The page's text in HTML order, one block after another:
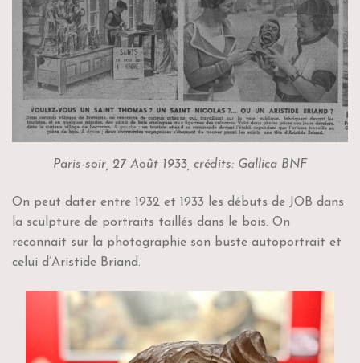
Paris-soir, 27 Août 1933, crédits: Gallica BNF
On peut dater entre 1932 et 1933 les débuts de JOB dans
la sculpture de portraits taillés dans le bois. On
reconnait sur la photographie son buste autoportrait et
celui d’Aristide Briand.